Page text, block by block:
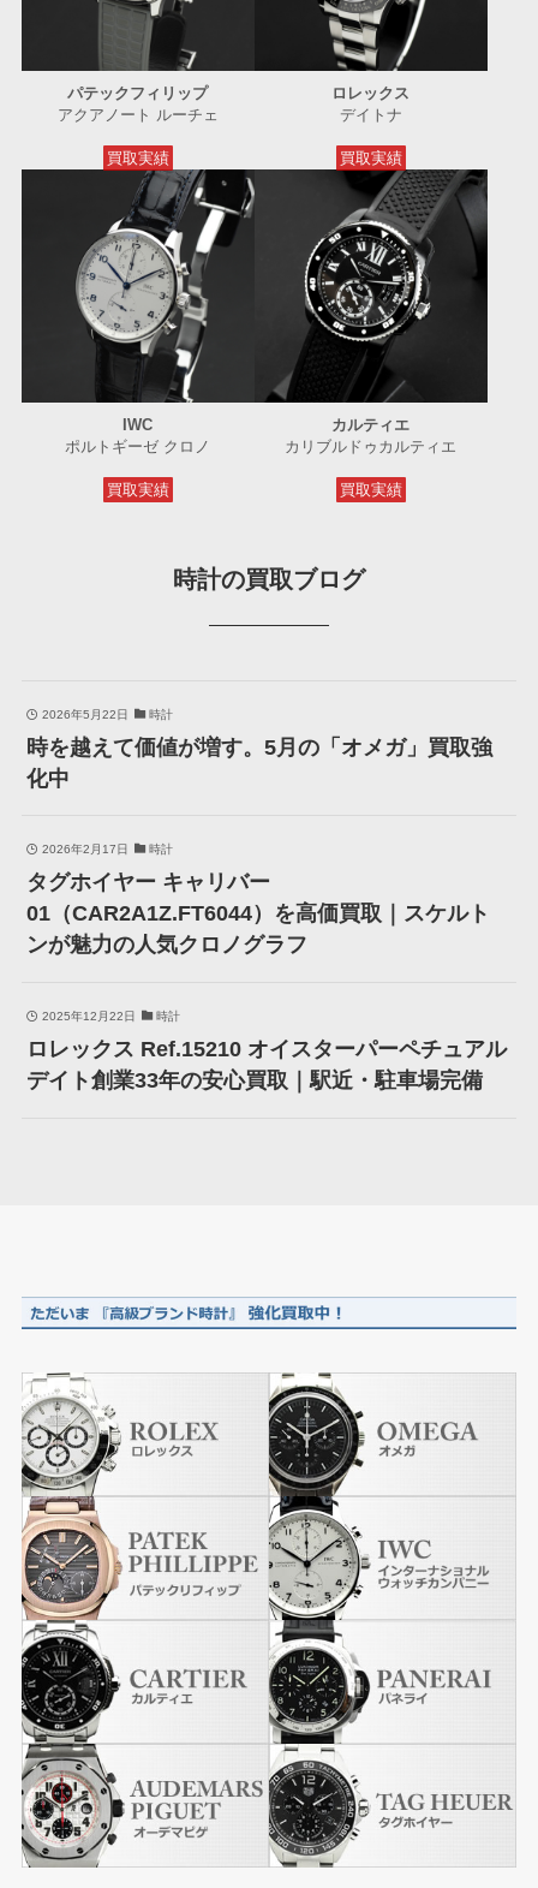
パテックフィリップ
アクアノート ルーチェ
買取実績
ロレックス
デイトナ
買取実績
IWC
ポルトギーゼ クロノ
買取実績
カルティエ
カリブルドゥカルティエ
買取実績
時計の買取ブログ
2026年5月22日 時計
時を越えて価値が増す。5月の「オメガ」買取強
化中
2026年2月17日 時計
タグホイヤー キャリバー
01（CAR2A1Z.FT6044）を高価買取｜スケルト
ンが魅力の人気クロノグラフ
2025年12月22日 時計
ロレックス Ref.15210 オイスターパーペチュアル
デイト創業33年の安心買取｜駅近・駐車場完備